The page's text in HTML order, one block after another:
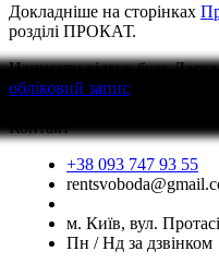
Докладніше на сторінках
розділі ПРОКАТ.
Написати відгукбудь
обліковий запис
Контакт
+38 093 747 93 55
м. Київ, вул.
Пн / Нд за дзвінком